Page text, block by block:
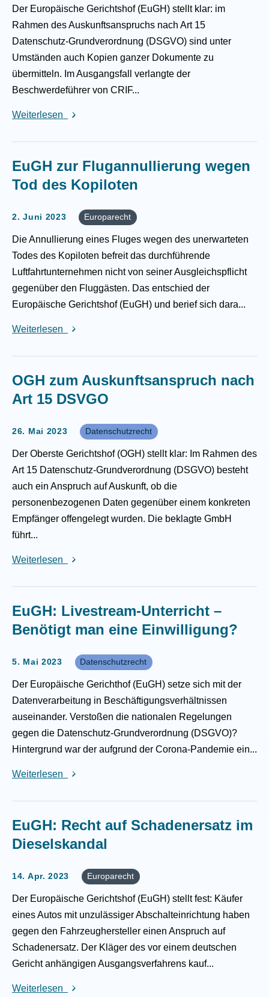
Der Europäische Gerichtshof (EuGH) stellt klar: im
Rahmen des Auskunftsanspruchs nach Art 15
Datenschutz-Grundverordnung (DSGVO) sind unter
Umständen auch Kopien ganzer Dokumente zu
übermitteln. Im Ausgangsfall verlangte der
Beschwerdeführer von CRIF...
Weiterlesen
EuGH zur Flugannullierung wegen
Tod des Kopiloten
2. Juni 2023 Europarecht
Die Annullierung eines Fluges wegen des unerwarteten
Todes des Kopiloten befreit das durchführende
Luftfahrtunternehmen nicht von seiner Ausgleichspflicht
gegenüber den Fluggästen. Das entschied der
Europäische Gerichtshof (EuGH) und berief sich dara...
Weiterlesen
OGH zum Auskunftsanspruch nach
Art 15 DSVGO
26. Mai 2023 Datenschutzrecht
Der Oberste Gerichtshof (OGH) stellt klar: Im Rahmen des
Art 15 Datenschutz-Grundverordnung (DSGVO) besteht
auch ein Anspruch auf Auskunft, ob die
personenbezogenen Daten gegenüber einem konkreten
Empfänger offengelegt wurden. Die beklagte GmbH
führt...
Weiterlesen
EuGH: Livestream-Unterricht –
Benötigt man eine Einwilligung?
5. Mai 2023 Datenschutzrecht
Der Europäische Gerichthof (EuGH) setze sich mit der
Datenverarbeitung in Beschäftigungsverhältnissen
auseinander. Verstoßen die nationalen Regelungen
gegen die Datenschutz-Grundverordnung (DSGVO)?
Hintergrund war der aufgrund der Corona-Pandemie ein...
Weiterlesen
EuGH: Recht auf Schadenersatz im
Dieselskandal
14. Apr. 2023 Europarecht
Der Europäische Gerichtshof (EuGH) stellt fest: Käufer
eines Autos mit unzulässiger Abschalteinrichtung haben
gegen den Fahrzeughersteller einen Anspruch auf
Schadenersatz. Der Kläger des vor einem deutschen
Gericht anhängigen Ausgangsverfahrens kauf...
Weiterlesen